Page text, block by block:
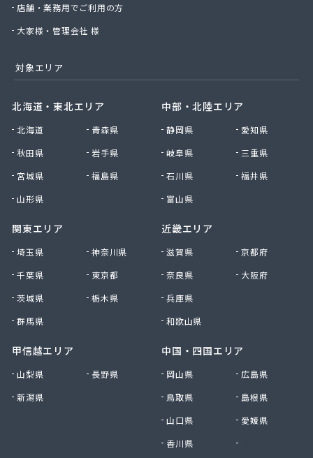
本久石油株式会社 市場団地給油所
有限会社エネ・サイトウ
有限会社キタジマ
有限会社スミシン
有限会社横嶋商店
有限会社丸共農薬プロパン部
有限会社丸山
有限会社丸二商会
有限会社宮下商店
有限会社犬飼燃料店
有限会社古間ラジオテレビ商会
有限会社佐久プロパン
有限会社佐久燃料
有限会社秋山商店
有限会社小串商店
有限会社小池燃料店
店舗・業務用でご利用の方
大家様・管理会社 様
対象エリア
北海道・東北エリア
北海道
青森県
秋田県
岩手県
宮城県
福島県
山形県
関東エリア
埼玉県
神奈川県
千葉県
東京都
茨城県
栃木県
群馬県
甲信越エリア
山梨県
長野県
新潟県
中部・北陸エリア
静岡県
愛知県
岐阜県
三重県
石川県
福井県
富山県
近畿エリア
滋賀県
京都府
奈良県
大阪府
兵庫県
和歌山県
中国・四国エリア
岡山県
広島県
鳥取県
島根県
山口県
愛媛県
香川県